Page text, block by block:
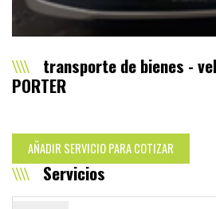
transporte de bienes -
PORTER
AÑADIR SERVICIO PARA COTIZAR
Servicios